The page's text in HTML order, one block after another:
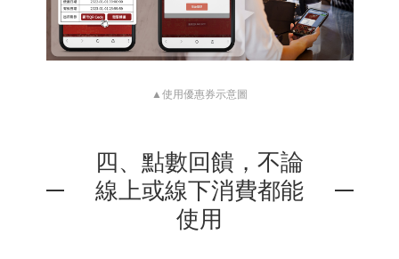
▲使用優惠券示意圖
四、點數回饋，不論
線上或線下消費都能
使用